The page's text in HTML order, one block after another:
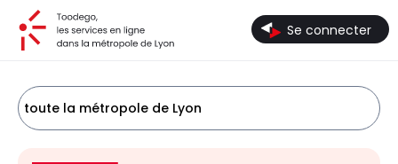
Se connecter
toute la métropole de Lyon